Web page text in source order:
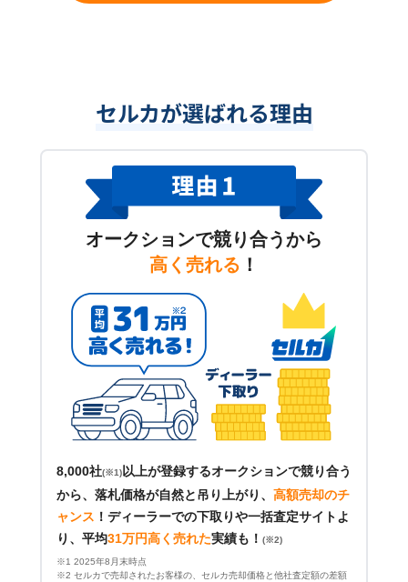
セルカが選ばれる理由
オークションで競り合うから
高く売れる ！
8,000社(※1)以上が登録するオークションで競り合う
から、落札価格が自然と吊り上がり、 高額売却のチ
ャンス ！ ディーラーでの下取りや一括査定サイトよ
り、平均31万円高く売れた実績も！ (※2)
※1 2025年8月末時点
※2 セルカで売却されたお客様の、セルカ売却価格と他社査定額の差額